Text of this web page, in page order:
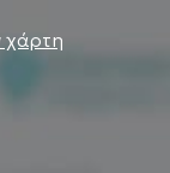
χάρτη